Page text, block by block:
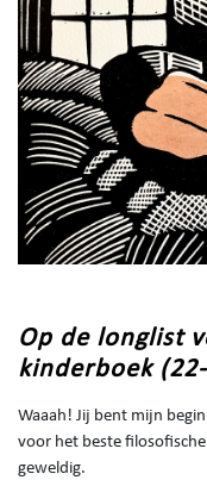
Op de longlist
kinderboek
Waaah! Jij bent mijn
voor het beste
geweldig.